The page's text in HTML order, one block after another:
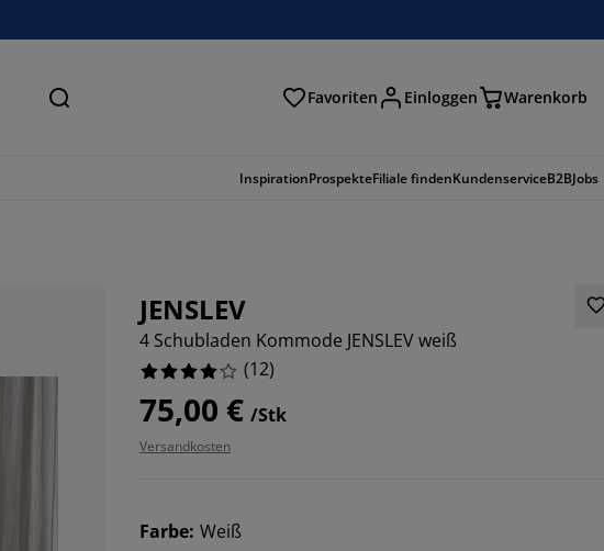
Suchen Favoriten Einloggen Warenkorb
InspirationProspekteFiliale findenKundenserviceB2BJobs
JENSLEV
4 Schubladen Kommode JENSLEV weiß
(12)
75,00 € /Stk
Versandkosten
Farbe: Weiß
58.333333333333336%
8.333333333333332%